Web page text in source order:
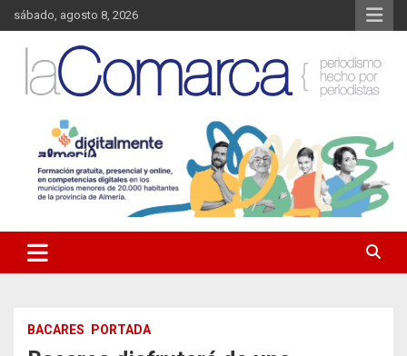
Saltar
al
contenido
sábado, agosto 8, 2026
La Comarca – Noticias del
Almanzora
Almanzora y sus localidades.
BACARES PORTADA